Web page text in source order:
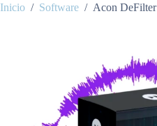
Inicio / Software / Acon DeFilter